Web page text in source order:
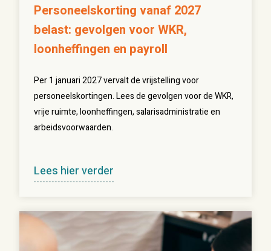
Personeelskorting vanaf 2027
belast: gevolgen voor WKR,
loonheffingen en payroll
Per 1 januari 2027 vervalt de vrijstelling voor
personeelskortingen. Lees de gevolgen voor de WKR,
vrije ruimte, loonheffingen, salarisadministratie en
arbeidsvoorwaarden.
Lees hier verder